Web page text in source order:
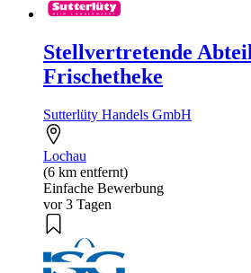
Stellvertretende
Frischetheke
Sutterlüty Handels GmbH
Lochau
(6 km entfernt)
Einfache Bewerbung
vor 3 Tagen